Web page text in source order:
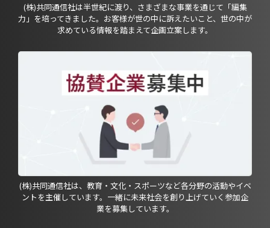
(株)共同通信社は半世紀に渡り、さまざまな事業を通じて「編集
力」を培ってきました。お客様が世の中に訴えたいこと、世の中が
求めている情報を踏まえて企画立案します。
(株)共同通信社は、教育・文化・スポーツなど各分野の活動やイベ
ントを主催しています。一緒に未来社会を創り上げていく参加企
業を募集しています。